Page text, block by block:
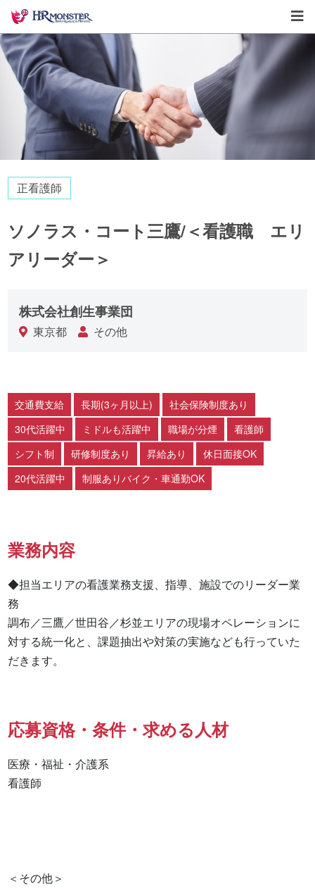
正看護師
ソノラス・コート三鷹/＜看護職 エリ
アリーダー＞
株式会社創生事業団
東京都 その他
交通費支給 長期(3ヶ月以上)
社会保険制度あり
30代活躍中
ミドルも活躍中 職場が分煙
看護師
シフト制
研修制度あり 昇給あり
休日面接OK
20代活躍中
制服ありバイク・車通勤OK
業務内容
◆担当エリアの看護業務支援、指導、施設でのリーダー業
務
調布／三鷹／世田谷／杉並エリアの現場オペレーションに
対する統一化と、課題抽出や対策の実施なども行っていた
だきます。
応募資格・条件・求める人材
医療・福祉・介護系
看護師
＜その他＞